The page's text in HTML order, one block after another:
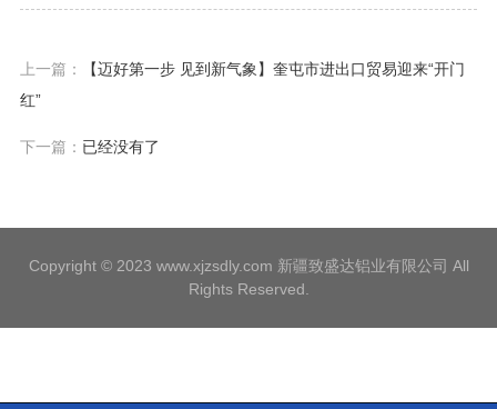
上一篇：
【迈好第一步 见到新气象】奎屯市进出口贸易迎来“开门
红”
下一篇： 已经没有了
Copyright © 2023 www.xjzsdly.com 新疆致盛达铝业有限公司 All
Rights Reserved.